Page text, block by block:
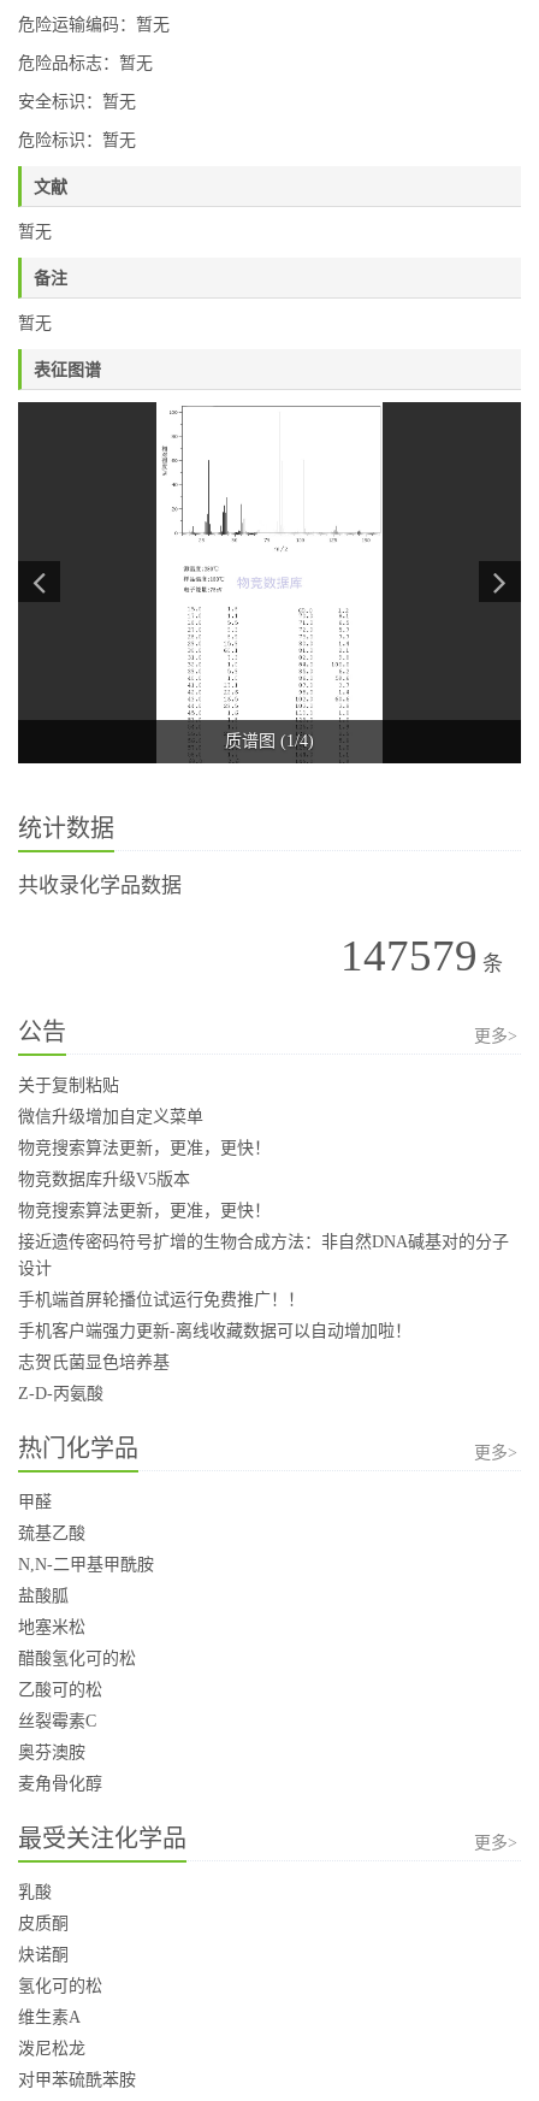
危险运输编码：暂无
危险品标志：暂无
安全标识：暂无
危险标识：暂无
文献
暂无
备注
暂无
表征图谱
质谱图 (1/4)
统计数据
共收录化学品数据
147579 条
公告 更多>
关于复制粘贴
微信升级增加自定义菜单
物竞搜索算法更新，更准，更快！
物竞数据库升级V5版本
物竞搜索算法更新，更准，更快！
接近遗传密码符号扩增的生物合成方法：非自然DNA碱基对的分子
设计
手机端首屏轮播位试运行免费推广！！
手机客户端强力更新-离线收藏数据可以自动增加啦！
志贺氏菌显色培养基
Z-D-丙氨酸
热门化学品 更多>
甲醛
巯基乙酸
N,N-二甲基甲酰胺
盐酸胍
地塞米松
醋酸氢化可的松
乙酸可的松
丝裂霉素C
奥芬澳胺
麦角骨化醇
最受关注化学品 更多>
乳酸
皮质酮
炔诺酮
氢化可的松
维生素A
泼尼松龙
对甲苯硫酰苯胺